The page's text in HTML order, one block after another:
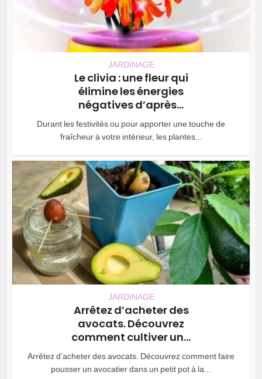
JARDINAGE
Le clivia : une fleur qui
élimine les énergies
négatives d’après...
Durant les festivités ou pour apporter une touche de
fraîcheur à votre intérieur, les plantes...
JARDINAGE
Arrêtez d’acheter des
avocats. Découvrez
comment cultiver un...
Arrêtez d’acheter des avocats. Découvrez comment faire
pousser un avocatier dans un petit pot à la...